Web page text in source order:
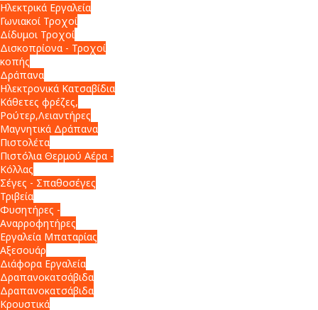
Ηλεκτρικά Εργαλεία
Γωνιακοί Τροχοί
Δίδυμοι Τροχοί
Δισκοπρίονα - Τροχοί
κοπής
Δράπανα
Ηλεκτρονικά Κατσαβίδια
Κάθετες φρέζες,
Ρούτερ,Λειαντήρες
Μαγνητικά Δράπανα
Πιστολέτα
Πιστόλια Θερμού Αέρα -
Κόλλας
Σέγες - Σπαθοσέγες
Τριβεία
Φυσητήρες -
Αναρροφητήρες
Εργαλεία Μπαταρίας
Αξεσουάρ
Διάφορα Εργαλεία
Δραπανοκατσάβιδα
Δραπανοκατσάβιδα
Κρουστικά